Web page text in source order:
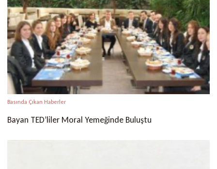
Basında Çıkan Haberler
Bayan TED’liler Moral Yemeğinde Buluştu